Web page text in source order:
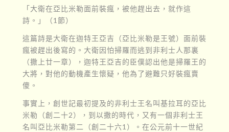
「大衛在亞比米勒面前裝瘋，被他趕出去，就作這
詩。」（1節）
這篇詩是大衛在迦特王亞吉（亞比米勒是王號）面前裝
瘋被趕出後寫的。大衛因怕掃羅而逃到非利士人那裏
（撒上廿一章），迦特王亞吉的臣僕認出他是掃羅王的
大將，對他的動機產生懷疑，他為了避難只好裝瘋賣
傻。
事實上，創世記最初提及的非利士王名叫基拉耳的亞比
米勒（創二十2），到以撒的時代，又有一個非利士王
名叫亞比米勒第二（創二十六1）。在公元前十一世紀